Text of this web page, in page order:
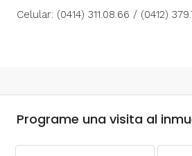
Celular: (0414) 311.08.66 / (0412)
Programe una visita al